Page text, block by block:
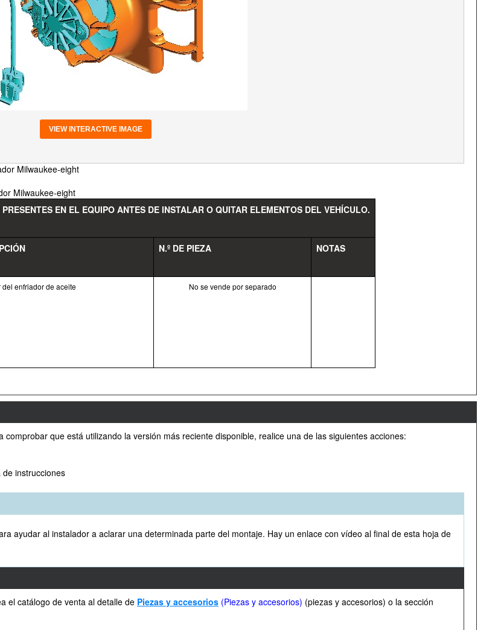
VIEW INTERACTIVE IMAGE
Milwaukee-eight
Milwaukee-eight
EN EL EQUIPO ANTES DE INSTALAR O QUITAR ELEMENTOS DEL VEHÍCULO.
N.º DE PIEZA NOTAS
del enfriador de aceite No se vende por separado
que está utilizando la versión más reciente disponible, realice una de las siguientes acciones:
instrucciones
ayudar al instalador a aclarar una determinada parte del montaje. Hay un enlace con vídeo al final de esta hoja de
el catálogo de venta al detalle de Piezas y accesorios (Piezas y accesorios) (piezas y accesorios) o la sección